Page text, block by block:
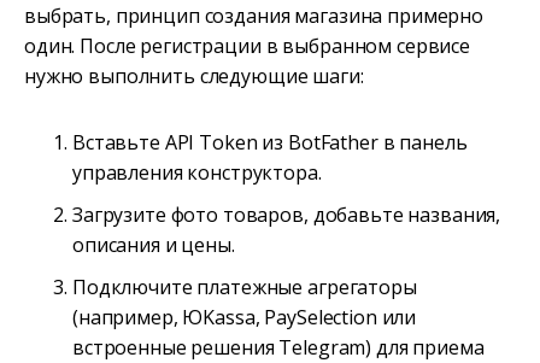
выбрать, принцип создания магазина примерно
один. После регистрации в выбранном сервисе
нужно выполнить следующие шаги:
Вставьте API Token из BotFather в панель
управления конструктора.
Загрузите фото товаров, добавьте названия,
описания и цены.
Подключите платежные агрегаторы
(например, ЮKassa, PaySelection или
встроенные решения Telegram) для приема